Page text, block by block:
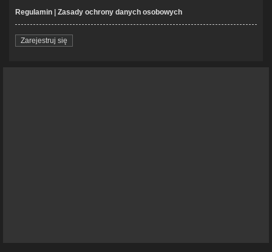
Regulamin | Zasady ochrony danych osobowych
Zarejestruj się